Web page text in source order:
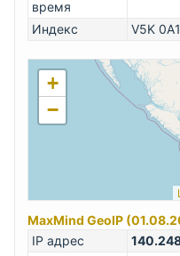
время
Индекс
V5K 0A1
+
−
MaxMind GeoIP
IP адрес